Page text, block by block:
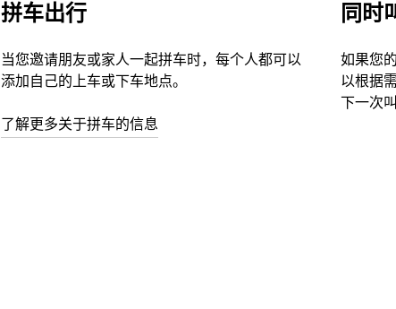
拼车出行
当您邀请朋友或家人一起拼车时，每个人都可以
添加自己的上车或下车地点。
了解更多关于拼车的信息
同时
如果您
以根据
下一次